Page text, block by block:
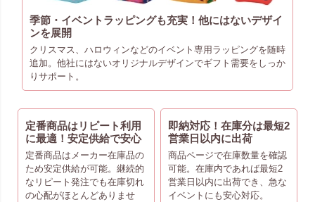
季節・イベントラッピングも充実！他にはないデザイ
ンを展開
クリスマス、ハロウィンなどのイベント専用ラッピングを随時
追加。他社にはないオリジナルデザインでギフト需要をしっか
りサポート。
定番商品はリピート利用
に最適！安定供給で安心
定番商品はメーカー在庫品の
ため安定供給が可能。継続的
なリピート発注でも在庫切れ
の心配がほとんどありませ
即納対応！在庫分は最短2
営業日以内に出荷
商品ページで在庫数量を確認
可能。在庫内であれば最短2
営業日以内に出荷でき、急な
イベントにも安心対応。